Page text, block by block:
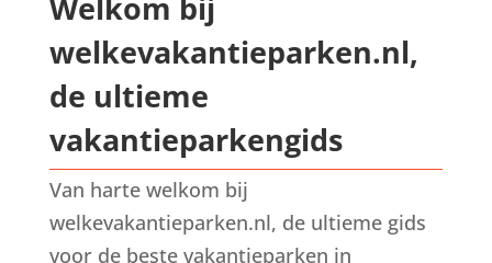
Welkom bij
welkevakantieparken.nl,
de ultieme
vakantieparkengids
Van harte welkom bij
welkevakantieparken.nl, de ultieme gids
voor de beste vakantieparken in